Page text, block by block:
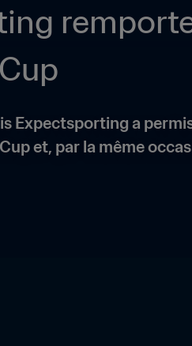
Expectsporting a
et, par la même